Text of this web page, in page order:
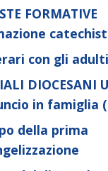
FORMATIVE
con gli adulti
DIOCESANI
in famiglia
della prima